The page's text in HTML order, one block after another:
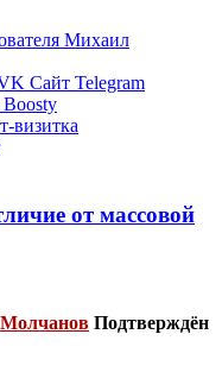
Михаил
Сайт Telegram
Boosty
визитка
от массовой
Подтверждён